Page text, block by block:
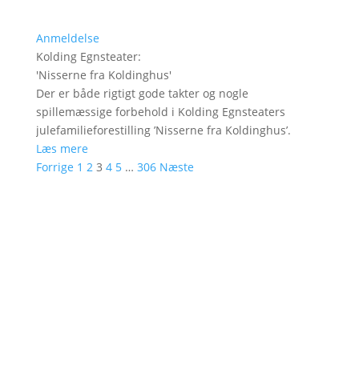
Anmeldelse
Kolding Egnsteater:
'Nisserne fra Koldinghus'
Der er både rigtigt gode takter og nogle
spillemæssige forbehold i Kolding Egnsteaters
julefamilieforestilling ’Nisserne fra Koldinghus’.
Læs mere
Forrige 1 2 3 4 5 … 306 Næste